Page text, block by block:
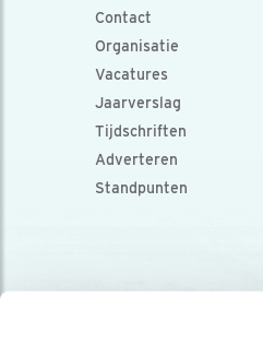
Contact
Organisatie
Vacatures
Jaarverslag
Tijdschriften
Adverteren
Standpunten